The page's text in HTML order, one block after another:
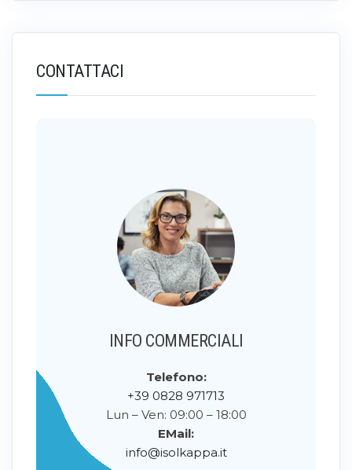
CONTATTACI
INFO COMMERCIALI
Telefono:
+39 0828 971713
Lun – Ven: 09:00 – 18:00
EMail:
info@isolkappa.it